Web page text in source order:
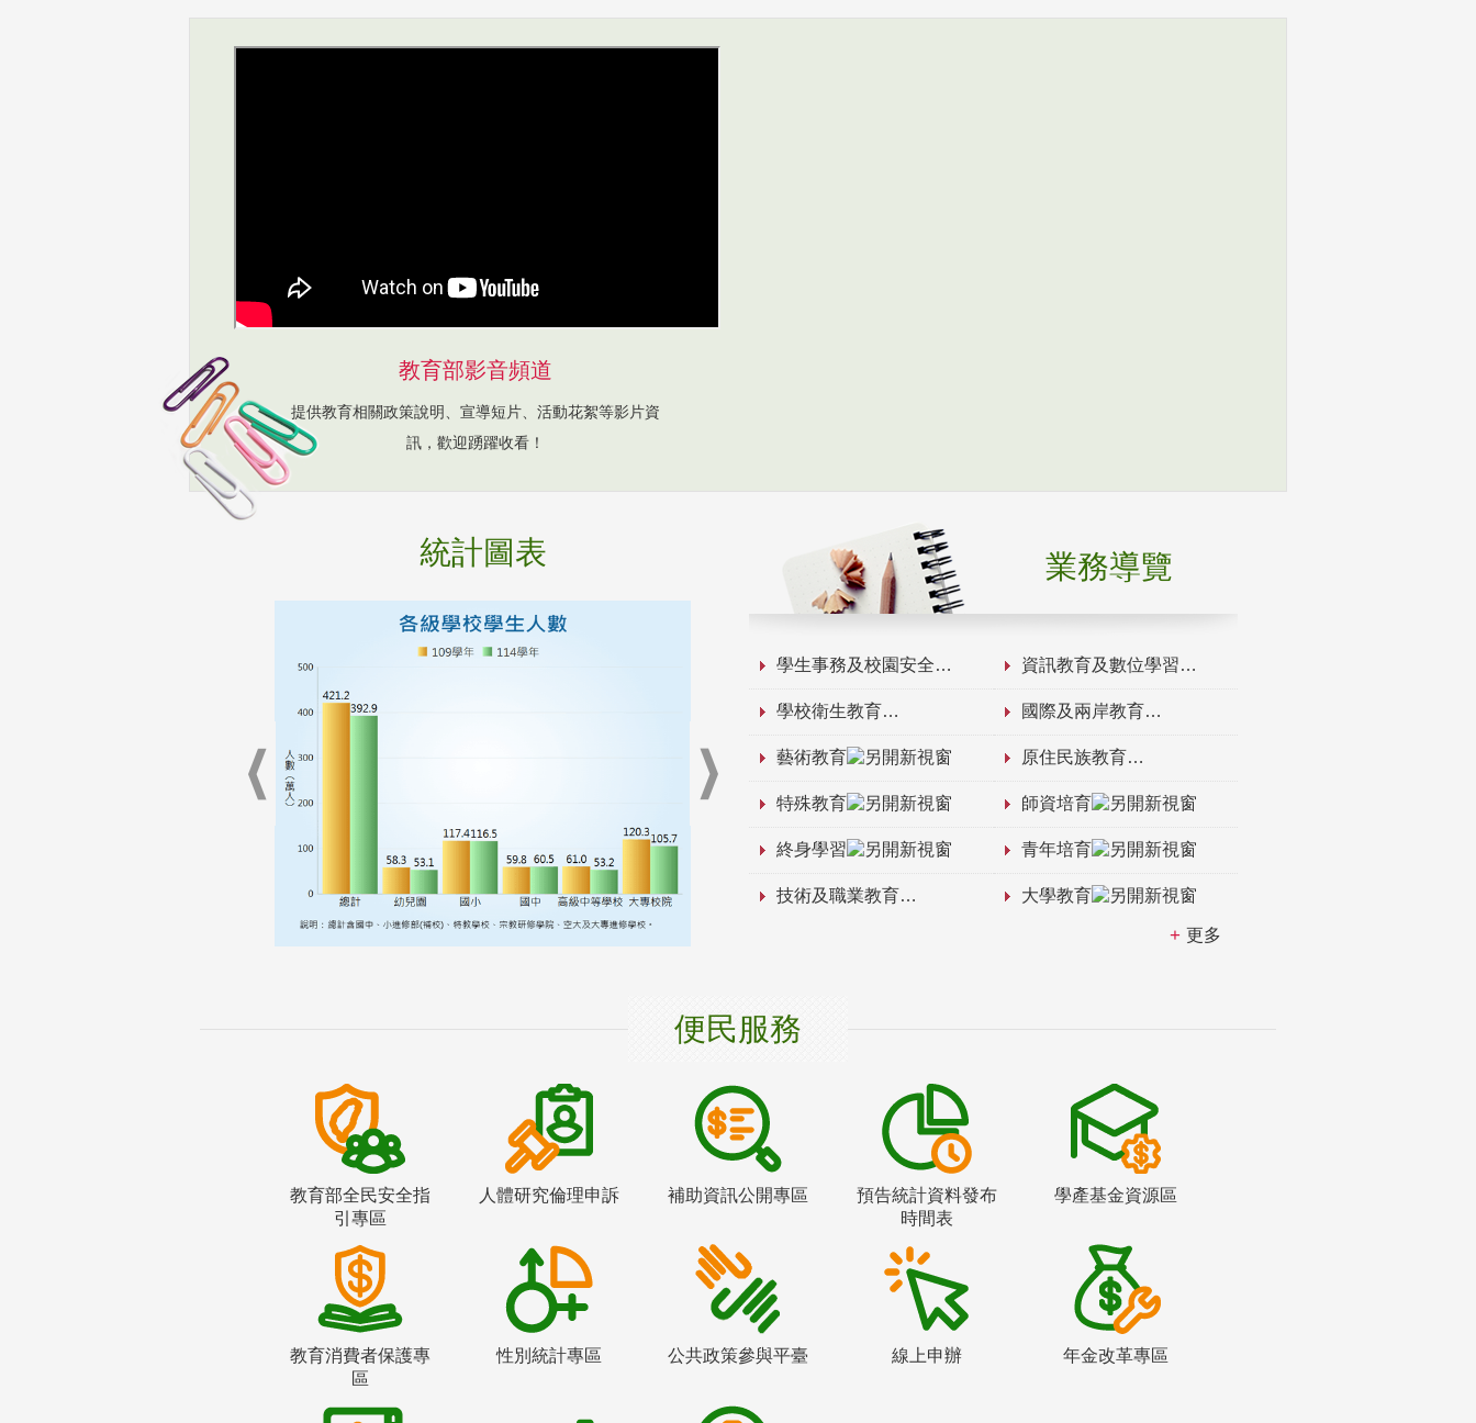
教育部影音頻道
提供教育相關政策說明、宣導短片、活動花絮等影片資
訊，歡迎踴躍收看！
統計圖表 業務導覽
學生事務及校園安全 資訊教育及數位學習
學校衛生教育 國際及兩岸教育
藝術教育 原住民族教育
特殊教育 師資培育
終身學習 青年培育
技術及職業教育 大學教育
更多
便民服務
教育部全民安全指
引專區
人體研究倫理申訴 補助資訊公開專區
預告統計資料發布
時間表
學產基金資源區
教育消費者保護專
區
性別統計專區 公共政策參與平臺 線上申辦 年金改革專區